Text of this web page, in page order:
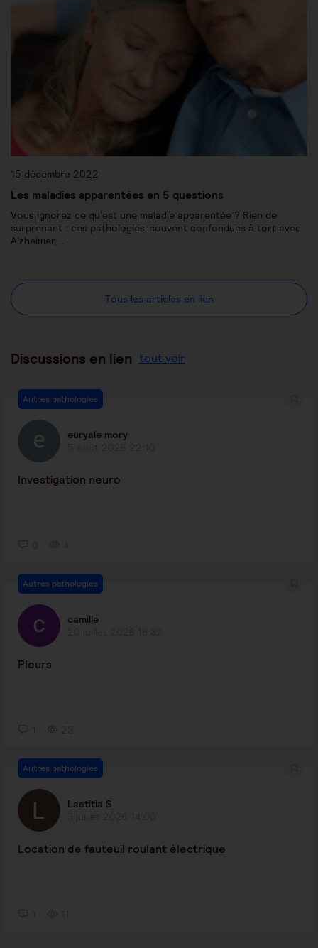
15 décembre 2022
Les maladies apparentées en 5 questions
Vous ignorez ce qu'est une maladie apparentée ? Rien de
surprenant : ces pathologies, souvent confondues à tort avec
Alzheimer,…
Tous les articles en lien
Discussions en lien tout voir
Autres pathologies
euryale mory
Investigation neuro
Autres pathologies
camille
Pleurs
Autres pathologies
Laetitia S
Location de fauteuil roulant électrique